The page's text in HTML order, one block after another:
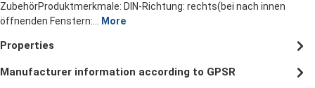
ZubehörProduktmerkmale: DIN-Richtung: rechts(bei nach innen
öffnenden Fenstern:…
More
Properties
Manufacturer information according to GPSR